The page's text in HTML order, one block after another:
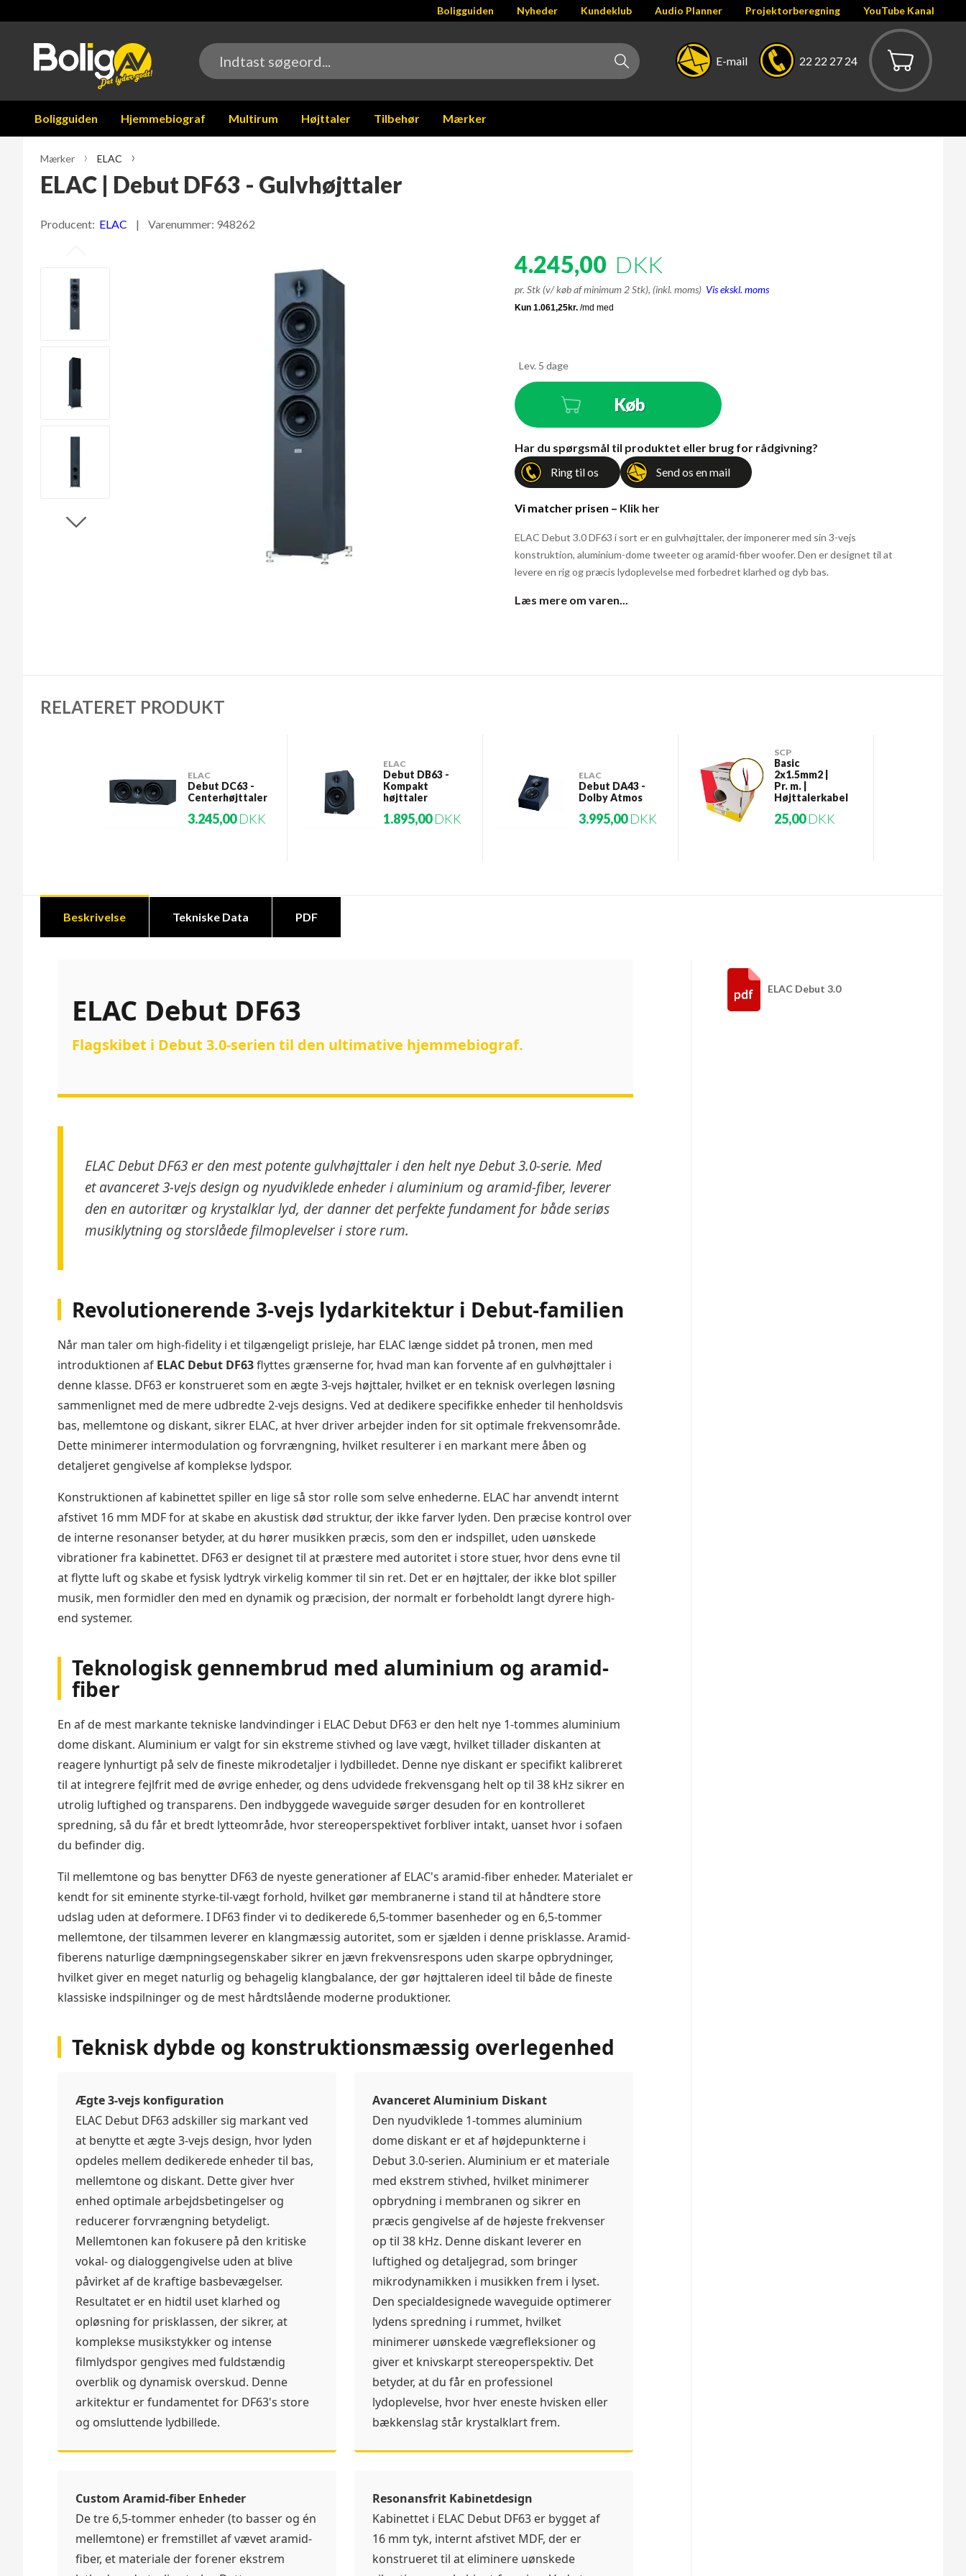
Boligguiden Nyheder Kundeklub Audio Planner Projektorberegning YouTube Kanal
22 22 27 24
E-mail
Boligguiden Hjemmebiograf Multirum Højttaler Tilbehør Mærker
Mærker ELAC
ELAC | Debut DF63 - Gulvhøjttaler
Producent: ELAC | Varenummer: 948262
4.245,00 DKK
pr. Stk (v/ køb af minimum 2 Stk), (inkl. moms) Vis ekskl. moms
Lev. 5 dage
Antal Køb
Har du spørgsmål til produktet eller brug for rådgivning?
Ring til os
Send os en mail
Vi matcher prisen – Klik her
ELAC Debut 3.0 DF63 i sort er en gulvhøjttaler, der imponerer med sin 3-vejs
konstruktion, aluminium-dome tweeter og aramid-fiber woofer. Den er designet til at
levere en rig og præcis lydoplevelse med forbedret klarhed og dyb bas.
Læs mere om varen...
RELATERET PRODUKT
ELAC
Debut DC63 -
Centerhøjttaler
3.245,00 DKK
ELAC
Debut DB63 -
Kompakt
højttaler
1.895,00 DKK
ELAC
Debut DA43 -
Dolby Atmos
3.995,00 DKK
SCP
Basic
2x1.5mm2 |
Pr. m. |
Højttalerkabel
25,00 DKK
Beskrivelse Tekniske Data PDF
ELAC Debut DF63
Flagskibet i Debut 3.0-serien til den ultimative hjemmebiograf.
ELAC Debut DF63 er den mest potente gulvhøjttaler i den helt nye Debut 3.0-serie. Med
et avanceret 3-vejs design og nyudviklede enheder i aluminium og aramid-fiber, leverer
den en autoritær og krystalklar lyd, der danner det perfekte fundament for både seriøs
musiklytning og storslåede filmoplevelser i store rum.
Revolutionerende 3-vejs lydarkitektur i Debut-familien
Når man taler om high-fidelity i et tilgængeligt prisleje, har ELAC længe siddet på tronen, men med
introduktionen af ELAC Debut DF63flyttes grænserne for, hvad man kan forvente af en gulvhøjttaler i
denne klasse. DF63 er konstrueret som en ægte 3-vejs højttaler, hvilket er en teknisk overlegen løsning
sammenlignet med de mere udbredte 2-vejs designs. Ved at dedikere specifikke enheder til henholdsvis
bas, mellemtone og diskant, sikrer ELAC, at hver driver arbejder inden for sit optimale frekvensområde.
Dette minimerer intermodulation og forvrængning, hvilket resulterer i en markant mere åben og
detaljeret gengivelse af komplekse lydspor.
Konstruktionen af kabinettet spiller en lige så stor rolle som selve enhederne. ELAC har anvendt internt
afstivet 16 mm MDF for at skabe en akustisk død struktur, der ikke farver lyden. Den præcise kontrol over
de interne resonanser betyder, at du hører musikken præcis, som den er indspillet, uden uønskede
vibrationer fra kabinettet. DF63 er designet til at præstere med autoritet i store stuer, hvor dens evne til
at flytte luft og skabe et fysisk lydtryk virkelig kommer til sin ret. Det er en højttaler, der ikke blot spiller
musik, men formidler den med en dynamik og præcision, der normalt er forbeholdt langt dyrere high-
end systemer.
Teknologisk gennembrud med aluminium og aramid-
fiber
En af de mest markante tekniske landvindinger i ELAC Debut DF63 er den helt nye 1-tommes aluminium
dome diskant. Aluminium er valgt for sin ekstreme stivhed og lave vægt, hvilket tillader diskanten at
reagere lynhurtigt på selv de fineste mikrodetaljer i lydbilledet. Denne nye diskant er specifikt kalibreret
til at integrere fejlfrit med de øvrige enheder, og dens udvidede frekvensgang helt op til 38 kHz sikrer en
utrolig luftighed og transparens. Den indbyggede waveguide sørger desuden for en kontrolleret
spredning, så du får et bredt lytteområde, hvor stereoperspektivet forbliver intakt, uanset hvor i sofaen
du befinder dig.
Til mellemtone og bas benytter DF63 de nyeste generationer af ELAC's aramid-fiber enheder. Materialet er
kendt for sit eminente styrke-til-vægt forhold, hvilket gør membranerne i stand til at håndtere store
udslag uden at deformere. I DF63 finder vi to dedikerede 6,5-tommer basenheder og en 6,5-tommer
mellemtone, der tilsammen leverer en klangmæssig autoritet, som er sjælden i denne prisklasse. Aramid-
fiberens naturlige dæmpningsegenskaber sikrer en jævn frekvensrespons uden skarpe opbrydninger,
hvilket giver en meget naturlig og behagelig klangbalance, der gør højttaleren ideel til både de fineste
klassiske indspilninger og de mest hårdtslående moderne produktioner.
Teknisk dybde og konstruktionsmæssig overlegenhed
Ægte 3-vejs konfiguration
ELAC Debut DF63 adskiller sig markant ved
at benytte et ægte 3-vejs design, hvor lyden
opdeles mellem dedikerede enheder til bas,
mellemtone og diskant. Dette giver hver
enhed optimale arbejdsbetingelser og
reducerer forvrængning betydeligt.
Mellemtonen kan fokusere på den kritiske
vokal- og dialoggengivelse uden at blive
påvirket af de kraftige basbevægelser.
Resultatet er en hidtil uset klarhed og
opløsning for prisklassen, der sikrer, at
komplekse musikstykker og intense
filmlydspor gengives med fuldstændig
overblik og dynamisk overskud. Denne
arkitektur er fundamentet for DF63's store
og omsluttende lydbillede.
Avanceret Aluminium Diskant
Den nyudviklede 1-tommes aluminium
dome diskant er et af højdepunkterne i
Debut 3.0-serien. Aluminium er et materiale
med ekstrem stivhed, hvilket minimerer
opbrydning i membranen og sikrer en
præcis gengivelse af de højeste frekvenser
op til 38 kHz. Denne diskant leverer en
luftighed og detaljegrad, som bringer
mikrodynamikken i musikken frem i lyset.
Den specialdesignede waveguide optimerer
lydens spredning i rummet, hvilket
minimerer uønskede vægrefleksioner og
giver et knivskarpt stereoperspektiv. Det
betyder, at du får en professionel
lydoplevelse, hvor hver eneste hvisken eller
bækkenslag står krystalklart frem.
Custom Aramid-fiber Enheder
De tre 6,5-tommer enheder (to basser og én
mellemtone) er fremstillet af vævet aramid-
fiber, et materiale der forener ekstrem
Resonansfrit Kabinetdesign
Kabinettet i ELAC Debut DF63 er bygget af
16 mm tyk, internt afstivet MDF, der er
konstrueret til at eliminere uønskede
ELAC Debut 3.0